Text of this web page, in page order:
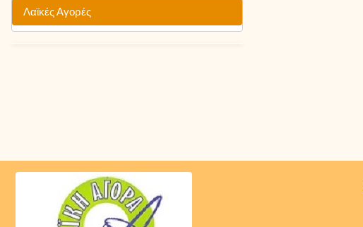
Λαϊκές Αγορές